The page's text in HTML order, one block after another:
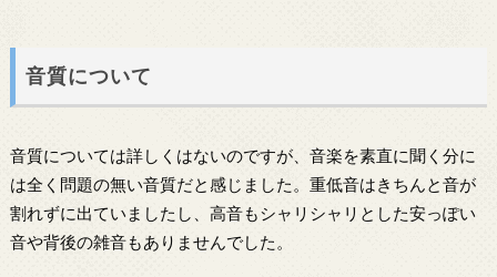
音質について
音質については詳しくはないのですが、音楽を素直に聞く分に
は全く問題の無い音質だと感じました。重低音はきちんと音が
割れずに出ていましたし、高音もシャリシャリとした安っぽい
音や背後の雑音もありませんでした。